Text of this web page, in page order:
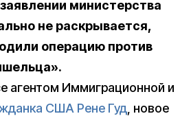
министерства
не раскрывается,
операцию против
агентом Иммиграционной и
США Рене Гуд, новое